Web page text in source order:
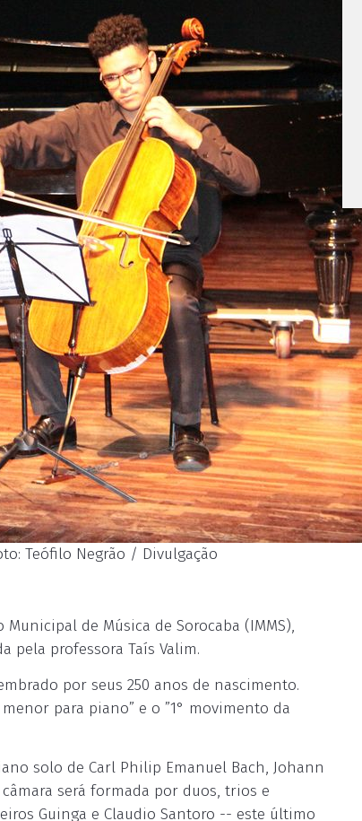
Teófilo Negrão / Divulgação
de Música de Sorocaba (IMMS),
pela professora Taís Valim.
por seus 250 anos de nascimento.
para piano” e o ”1° movimento da
solo de Carl Philip Emanuel Bach, Johann
será formada por duos, trios e
Guinga e Claudio Santoro -- este último